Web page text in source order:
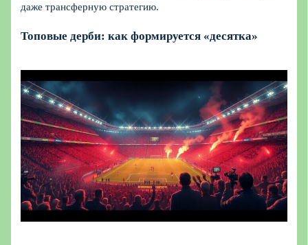
даже трансферную стратегию.
Топовые дерби: как формируется «десятка»